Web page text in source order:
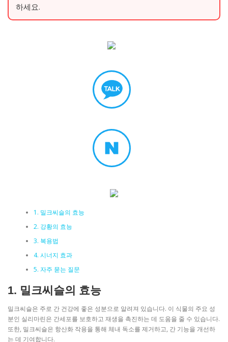
하세요.
1. 밀크씨슬의 효능
2. 강황의 효능
3. 복용법
4. 시너지 효과
5. 자주 묻는 질문
1. 밀크씨슬의 효능
밀크씨슬은 주로 간 건강에 좋은 성분으로 알려져 있습니다. 이 식물의 주요 성
분인 실리마린은 간세포를 보호하고 재생을 촉진하는 데 도움을 줄 수 있습니다.
또한, 밀크씨슬은 항산화 작용을 통해 체내 독소를 제거하고, 간 기능을 개선하
는 데 기여합니다.